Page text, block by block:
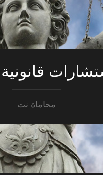
محاماة نت